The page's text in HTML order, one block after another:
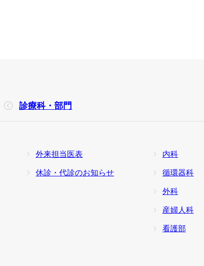
診療科・部門
外来担当医表
休診・代診のお知らせ
内科
循環器科
外科
産婦人科
看護部